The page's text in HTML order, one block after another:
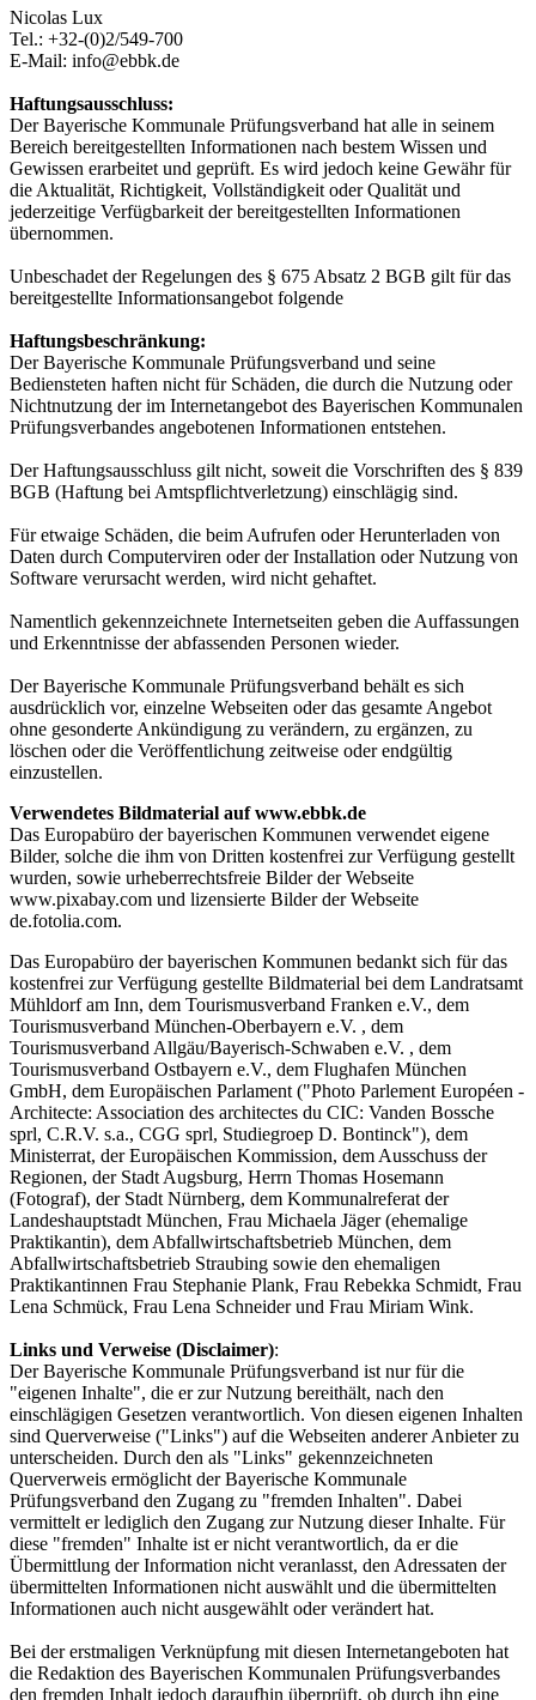
Nicolas Lux
Tel.: +32-(0)2/549-700
E-Mail: info@ebbk.de
Haftungsausschluss:
Der Bayerische Kommunale Prüfungsverband hat alle in seinem
Bereich bereitgestellten Informationen nach bestem Wissen und
Gewissen erarbeitet und geprüft. Es wird jedoch keine Gewähr für
die Aktualität, Richtigkeit, Vollständigkeit oder Qualität und
jederzeitige Verfügbarkeit der bereitgestellten Informationen
übernommen.
Unbeschadet der Regelungen des § 675 Absatz 2 BGB gilt für das
bereitgestellte Informationsangebot folgende
Haftungsbeschränkung:
Der Bayerische Kommunale Prüfungsverband und seine
Bediensteten haften nicht für Schäden, die durch die Nutzung oder
Nichtnutzung der im Internetangebot des Bayerischen Kommunalen
Prüfungsverbandes angebotenen Informationen entstehen.
Der Haftungsausschluss gilt nicht, soweit die Vorschriften des § 839
BGB (Haftung bei Amtspflichtverletzung) einschlägig sind.
Für etwaige Schäden, die beim Aufrufen oder Herunterladen von
Daten durch Computerviren oder der Installation oder Nutzung von
Software verursacht werden, wird nicht gehaftet.
Namentlich gekennzeichnete Internetseiten geben die Auffassungen
und Erkenntnisse der abfassenden Personen wieder.
Der Bayerische Kommunale Prüfungsverband behält es sich
ausdrücklich vor, einzelne Webseiten oder das gesamte Angebot
ohne gesonderte Ankündigung zu verändern, zu ergänzen, zu
löschen oder die Veröffentlichung zeitweise oder endgültig
einzustellen.
Verwendetes Bildmaterial auf www.ebbk.de
Das Europabüro der bayerischen Kommunen verwendet eigene
Bilder, solche die ihm von Dritten kostenfrei zur Verfügung gestellt
wurden, sowie urheberrechtsfreie Bilder der Webseite
www.pixabay.com und lizensierte Bilder der Webseite
de.fotolia.com.
Das Europabüro der bayerischen Kommunen bedankt sich für das
kostenfrei zur Verfügung gestellte Bildmaterial bei dem Landratsamt
Mühldorf am Inn, dem Tourismusverband Franken e.V., dem
Tourismusverband München-Oberbayern e.V. , dem
Tourismusverband Allgäu/Bayerisch-Schwaben e.V. , dem
Tourismusverband Ostbayern e.V., dem Flughafen München
GmbH, dem Europäischen Parlament ("Photo Parlement Européen -
Architecte: Association des architectes du CIC: Vanden Bossche
sprl, C.R.V. s.a., CGG sprl, Studiegroep D. Bontinck"), dem
Ministerrat, der Europäischen Kommission, dem Ausschuss der
Regionen, der Stadt Augsburg, Herrn Thomas Hosemann
(Fotograf), der Stadt Nürnberg, dem Kommunalreferat der
Landeshauptstadt München, Frau Michaela Jäger (ehemalige
Praktikantin), dem Abfallwirtschaftsbetrieb München, dem
Abfallwirtschaftsbetrieb Straubing sowie den ehemaligen
Praktikantinnen Frau Stephanie Plank, Frau Rebekka Schmidt, Frau
Lena Schmück, Frau Lena Schneider und Frau Miriam Wink.
Links und Verweise (Disclaimer):
Der Bayerische Kommunale Prüfungsverband ist nur für die
"eigenen Inhalte", die er zur Nutzung bereithält, nach den
einschlägigen Gesetzen verantwortlich. Von diesen eigenen Inhalten
sind Querverweise ("Links") auf die Webseiten anderer Anbieter zu
unterscheiden. Durch den als "Links" gekennzeichneten
Querverweis ermöglicht der Bayerische Kommunale
Prüfungsverband den Zugang zu "fremden Inhalten". Dabei
vermittelt er lediglich den Zugang zur Nutzung dieser Inhalte. Für
diese "fremden" Inhalte ist er nicht verantwortlich, da er die
Übermittlung der Information nicht veranlasst, den Adressaten der
übermittelten Informationen nicht auswählt und die übermittelten
Informationen auch nicht ausgewählt oder verändert hat.
Bei der erstmaligen Verknüpfung mit diesen Internetangeboten hat
die Redaktion des Bayerischen Kommunalen Prüfungsverbandes
den fremden Inhalt jedoch daraufhin überprüft, ob durch ihn eine